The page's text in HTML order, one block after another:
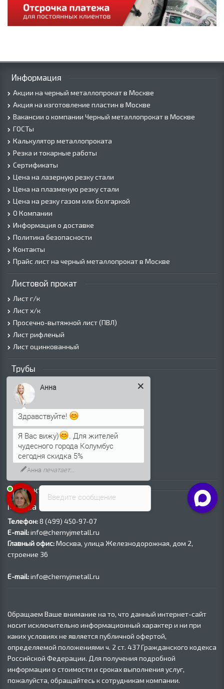
Информация
Акции на черный металлопрокат в Москве
Акция на изготовление пластин в Москве
Вакансии о компании Черный металлопрокат в Москве
ГОСТы
Калькулятор металлопроката
Резка и токарные работы
Сертификаты
Цена на лазерную резку стали
Цена на плазменую резку стали
Цена на резку газом или болгаркой
О Компании
Информация о доставке
Политика безопасности
Контакты
Прайс лист на черный металлопрокат в Москве
Листовой прокат
Лист г/к
Лист х/к
Просечно-вытяжной лист (ПВЛ)
Лист рифленый
Лист оцинкованный
Трубы
Трубы горячедеформированные
Труба холоднодеформированная
Трубы ВГП (Водогазопроводные)
Трубы ВГП оцинкованные
Трубы электросварные круглые
Трубы электросварные квадратные
Трубы электросварные прямоугольные
Трубы электросварные оцинкованные
Контакты
Москва
Телефон:8 (499) 450‑97-07
E-mail:info@chernyjmetall.ru
Главный офис:Москва, улица Железнодорожная, дом 2,
строение 36
E-mail:info@chernyjmetall.ru
Обращаем Ваше внимание на то, что данный интернет-сайт
носит исключительно информационный характер и ни при
каких условиях не является публичной офертой,
определяемой положениями ч. 2 ст. 437 Гражданского кодекса
Российской Федерации. Для получения подробной
информации о стоимости и сроках выполнения услуг,
пожалуйста, обращайтесь к сотрудникам компании.
Введите сообщение
Анна
Здравствуйте!
Я Вас вижу)
. Для жителей
чудесного города Колумбус
сегодня скидка 5%
Анна печатает...